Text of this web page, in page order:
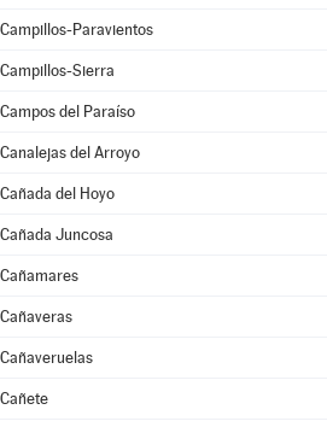
Campillos-Paravientos
Campillos-Sierra
Campos del Paraíso
Canalejas del Arroyo
Cañada del Hoyo
Cañada Juncosa
Cañamares
Cañaveras
Cañaveruelas
Cañete